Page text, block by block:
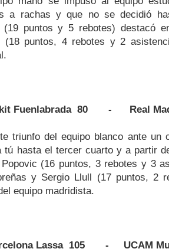
a rachas y que no se decidió
(19 puntos y 5 rebotes) destacó
(18 puntos, 4 rebotes y 2
Fuenlabrada 80 - Real
triunfo del equipo blanco ante un
tú hasta el tercer cuarto y a partir
(16 puntos, 3 rebotes y 3
y Sergio Llull (17 puntos, 2
equipo madridista.
Lassa 105 - UCAM